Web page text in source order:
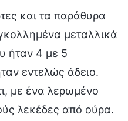
και τα παράθυρα
μεταλλικά
ήταν 4 με 5
εντελώς άδειο.
με ένα λερωμένο
λεκέδες από ούρα.